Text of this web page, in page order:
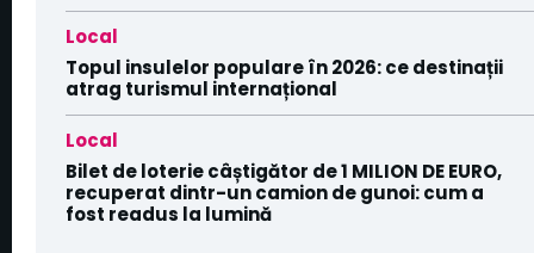
Local
Topul insulelor populare în 2026: ce destinații
atrag turismul internațional
Local
Bilet de loterie câștigător de 1 MILION DE EURO,
recuperat dintr-un camion de gunoi: cum a
fost readus la lumină